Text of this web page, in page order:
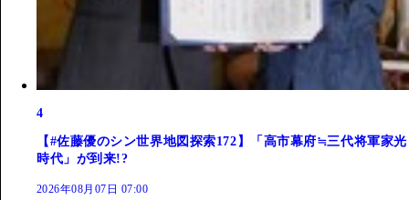
4
【#佐藤優のシン世界地図探索172】「高市幕府≒三代将軍家光
時代」が到来!?
2026年08月07日 07:00